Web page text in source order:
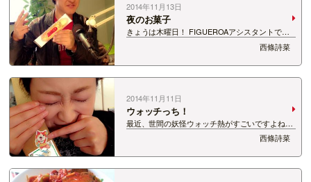
2014年11月13日
夜のお菓子
きょうは木曜日！ FIGUEROAアシスタントでし
た！ スタッフさんが生放送中にうなぎパイを 届
けてくださいました〜( ^ω^ ) うなぎパイを食べる
ときすら スタイリッシュにキメるクリスお兄様。
うなぎパイが 「夜のお…
西條詩菜
2014年11月11日
ウォッチっち！
最近、世間の妖怪ウォッチ熱がすごいですよね。
子どもたちだけじゃなくて大人も楽しめるんだと
か！ 妖怪ウォッチにハマる大人、 身近にもいま
した。笑 この間買ったお茶についてきた ジバニ
ャンのシールをあげたら 子どもみたいに…
西條詩菜